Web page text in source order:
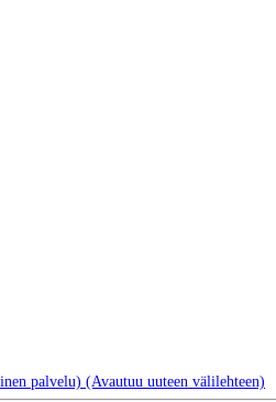
palvelu) (Avautuu uuteen välilehteen)